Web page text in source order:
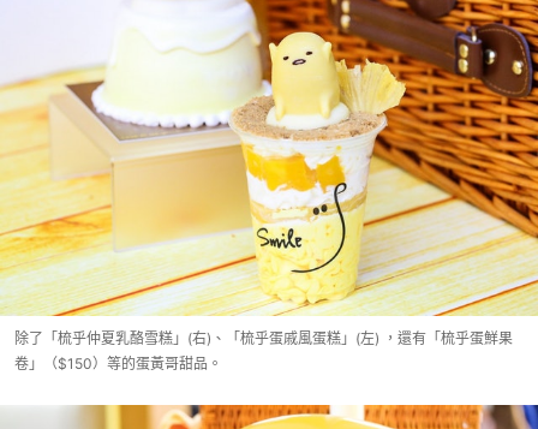
除了「梳乎仲夏乳酪雪糕」(右)、「梳乎蛋戚風蛋糕」(左) ，還有「梳乎蛋鮮果
卷」（$150）等的蛋黃哥甜品。